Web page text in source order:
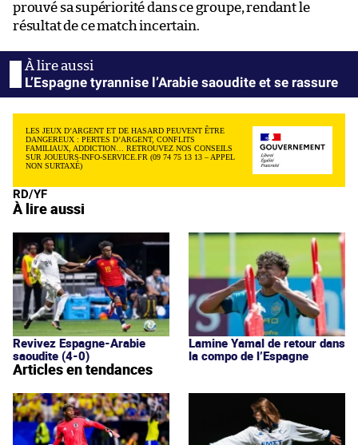
prouvé sa supériorité dans ce groupe, rendant le
résultat de ce match incertain.
L’Espagne tyrannise l’Arabie saoudite et se rassure
LES JEUX D’ARGENT ET DE HASARD PEUVENT ÊTRE
DANGEREUX : PERTES D’ARGENT, CONFLITS
FAMILIAUX, ADDICTION… RETROUVEZ NOS CONSEILS
SUR JOUEURS-INFO-SERVICE.FR (09 74 75 13 13 – APPEL
NON SURTAXÉ)
RD/YF
À lire aussi
Revivez Espagne-Arabie
saoudite (4-0)
Lamine Yamal de retour dans
la compo de l’Espagne
Articles en tendances